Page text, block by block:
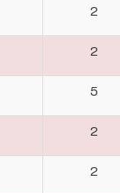
2
2
5
2
2